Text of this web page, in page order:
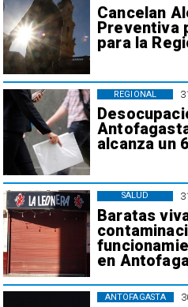
Cancelan
Preventiva
para la
alcanza un
REGIONAL
Baratas
en
SALUD
ANTOFAGASTA